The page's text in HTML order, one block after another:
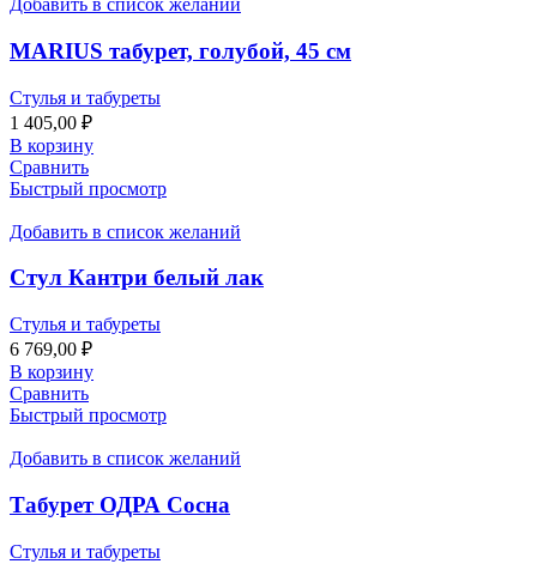
Добавить в список желаний
MARIUS табурет, голубой, 45 см
Стулья и табуреты
1 405,00 ₽
В корзину
Сравнить
Быстрый просмотр
Добавить в список желаний
Стул Кантри белый лак
Стулья и табуреты
6 769,00 ₽
В корзину
Сравнить
Быстрый просмотр
Добавить в список желаний
Табурет ОДРА Сосна
Стулья и табуреты